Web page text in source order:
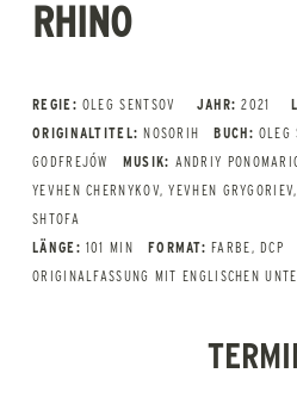
RHINO
REGIE: OLEG SENTSOV JAHR: 2021
ORIGINALTITEL: NOSORIH BUCH: OLEG
GODFREJÓW
MUSIK: ANDRIY
YEVHEN CHERNYKOV, YEVHEN
SHTOFA
LÄNGE: 101 MIN FORMAT: FARBE, DCP
ORIGINALFASSUNG MIT ENGLISCHEN